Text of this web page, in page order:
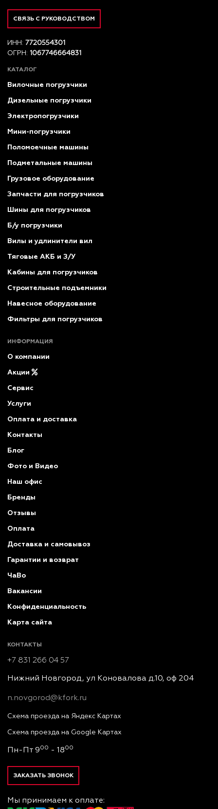
СВЯЗЬ С РУКОВОДСТВОМ
ИНН: 7720554301
ОГРН: 1067746664831
КАТАЛОГ
Вилочные погрузчики
Дизельные погрузчики
Электропогрузчики
Мини-погрузчики
Поломоечные машины
Подметальные машины
Грузовое оборудование
Запчасти для погрузчиков
Шины для погрузчиков
Б/у погрузчики
Вилы и удлинители вил
Тяговые АКБ и З/У
Кабины для погрузчиков
Строительные подъемники
Навесное оборудование
Фильтры для погрузчиков
ИНФОРМАЦИЯ
О компании
Акции
Сервис
Услуги
Оплата и доставка
Контакты
Блог
Фото и Видео
Наш офис
Бренды
Отзывы
Оплата
Доставка и самовывоз
Гарантии и возврат
ЧаВо
Вакансии
Конфиденциальность
Карта сайта
КОНТАКТЫ
+7 831 266 04 57
Нижний Новгород, ул Коновалова д.10, оф 204
n.novgorod@kfork.ru
Схема проезда на Яндекс Картах
Схема проезда на Google Картах
Пн-Пт 900 - 1800
ЗАКАЗАТЬ ЗВОНОК
Мы принимаем к оплате: